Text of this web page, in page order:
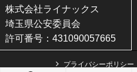
株式会社ライナックス
埼玉県公安委員会
許可番号：431090057665
プライバシーポリシー